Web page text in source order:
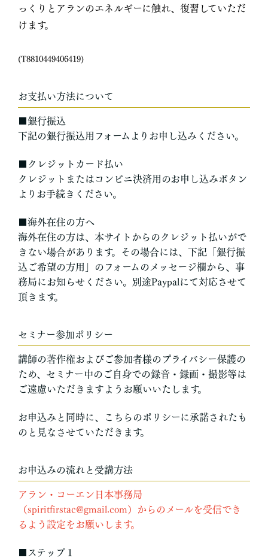
っくりとアランのエネルギーに触れ、復習していただ
けます。
(T8810449406419)
お支払い方法について
■銀行振込
下記の銀行振込用フォームよりお申し込みください。
■クレジットカード払い
クレジットまたはコンビニ決済用のお申し込みボタン
よりお手続きください。
■海外在住の方へ
海外在住の方は、本サイトからのクレジット払いがで
きない場合があります。その場合には、下記「銀行振
込ご希望の方用」のフォームのメッセージ欄から、事
務局にお知らせください。別途Paypalにて対応させて
頂きます。
セミナー参加ポリシー
講師の著作権およびご参加者様のプライバシー保護の
ため、セミナー中のご自身での録音・録画・撮影等は
ご遠慮いただきますようお願いいたします。
お申込みと同時に、こちらのポリシーに承諾されたも
のと見なさせていただきます。
お申込みの流れと受講方法
アラン・コーエン日本事務局
（spiritfirstac@gmail.com）からのメールを受信でき
るよう設定をお願いします。
■ステップ１